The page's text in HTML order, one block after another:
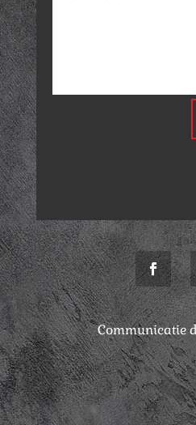
Communicatie